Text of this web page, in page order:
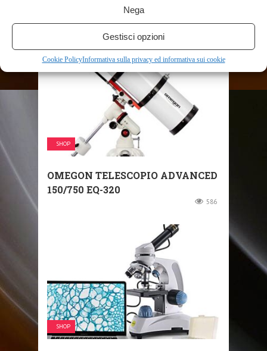
Nega
Gestisci opzioni
Cookie PolicyInformativa sulla privacy ed informativa sui cookie
SHOP
OMEGON TELESCOPIO ADVANCED
150/750 EQ-320
586
SHOP